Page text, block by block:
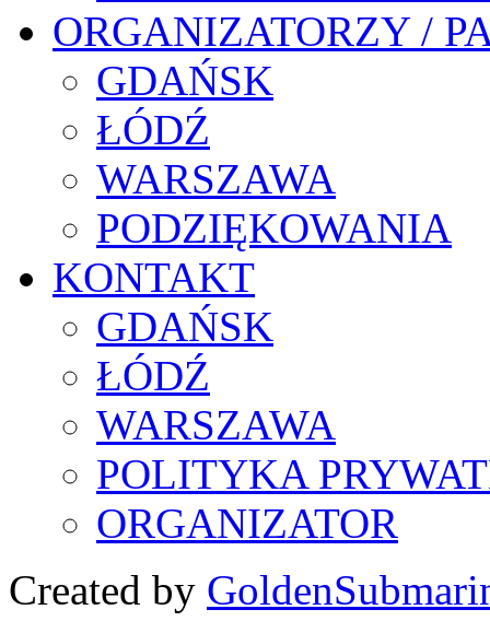
ORGANIZATORZY /
GDAŃSK
ŁÓDŹ
WARSZAWA
PODZIĘKOWANIA
KONTAKT
GDAŃSK
ŁÓDŹ
WARSZAWA
POLITYKA
ORGANIZATOR
Created by